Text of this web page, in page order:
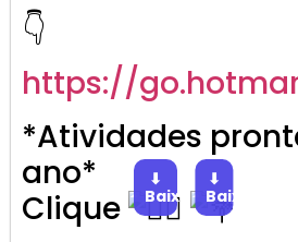
👇
https://go.
*Atividades
ano*
Clique
⬇
Baixar
⬇
Baixar